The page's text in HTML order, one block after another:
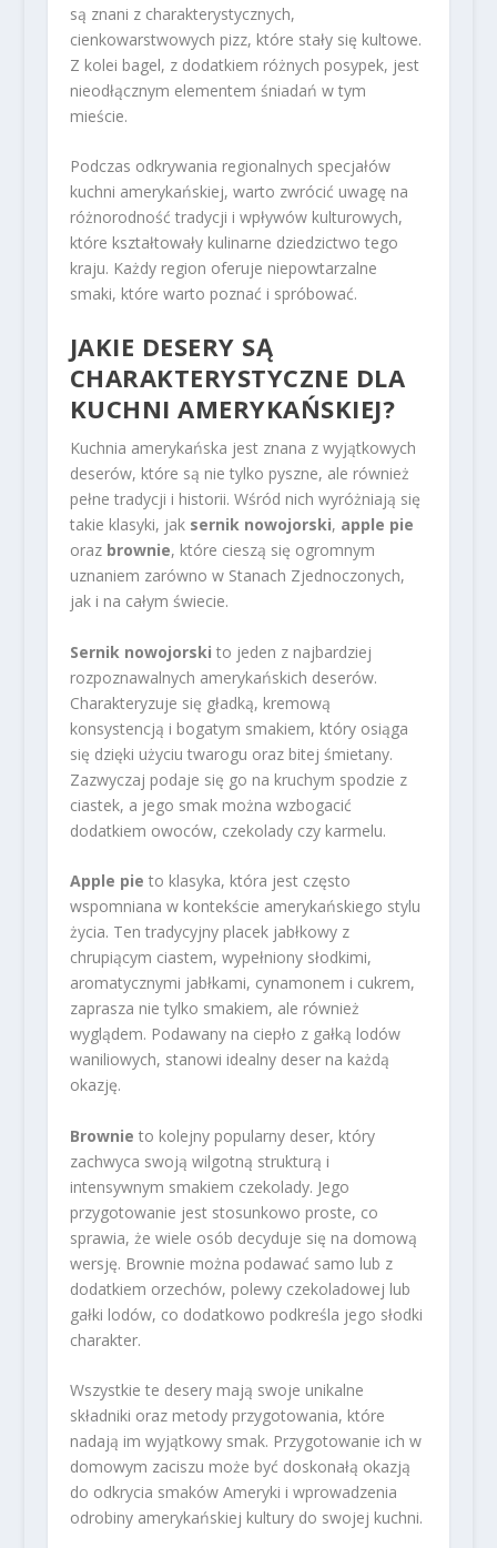
są znani z charakterystycznych,
cienkowarstwowych pizz, które stały się kultowe.
Z kolei bagel, z dodatkiem różnych posypek, jest
nieodłącznym elementem śniadań w tym
mieście.
Podczas odkrywania regionalnych specjałów
kuchni amerykańskiej, warto zwrócić uwagę na
różnorodność tradycji i wpływów kulturowych,
które kształtowały kulinarne dziedzictwo tego
kraju. Każdy region oferuje niepowtarzalne
smaki, które warto poznać i spróbować.
JAKIE DESERY SĄ
CHARAKTERYSTYCZNE DLA
KUCHNI AMERYKAŃSKIEJ?
Kuchnia amerykańska jest znana z wyjątkowych
deserów, które są nie tylko pyszne, ale również
pełne tradycji i historii. Wśród nich wyróżniają się
takie klasyki, jak sernik nowojorski, apple pie
oraz brownie, które cieszą się ogromnym
uznaniem zarówno w Stanach Zjednoczonych,
jak i na całym świecie.
Sernik nowojorski to jeden z najbardziej
rozpoznawalnych amerykańskich deserów.
Charakteryzuje się gładką, kremową
konsystencją i bogatym smakiem, który osiąga
się dzięki użyciu twarogu oraz bitej śmietany.
Zazwyczaj podaje się go na kruchym spodzie z
ciastek, a jego smak można wzbogacić
dodatkiem owoców, czekolady czy karmelu.
Apple pie to klasyka, która jest często
wspomniana w kontekście amerykańskiego stylu
życia. Ten tradycyjny placek jabłkowy z
chrupiącym ciastem, wypełniony słodkimi,
aromatycznymi jabłkami, cynamonem i cukrem,
zaprasza nie tylko smakiem, ale również
wyglądem. Podawany na ciepło z gałką lodów
waniliowych, stanowi idealny deser na każdą
okazję.
Brownie to kolejny popularny deser, który
zachwyca swoją wilgotną strukturą i
intensywnym smakiem czekolady. Jego
przygotowanie jest stosunkowo proste, co
sprawia, że wiele osób decyduje się na domową
wersję. Brownie można podawać samo lub z
dodatkiem orzechów, polewy czekoladowej lub
gałki lodów, co dodatkowo podkreśla jego słodki
charakter.
Wszystkie te desery mają swoje unikalne
składniki oraz metody przygotowania, które
nadają im wyjątkowy smak. Przygotowanie ich w
domowym zaciszu może być doskonałą okazją
do odkrycia smaków Ameryki i wprowadzenia
odrobiny amerykańskiej kultury do swojej kuchni.